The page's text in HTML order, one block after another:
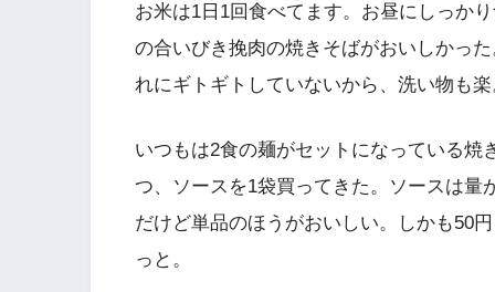
お米は1日1回食べてます。お昼にしっか
の合いびき挽肉の焼きそばがおいしかっ
れにギトギトしていないから、洗い物も
いつもは2食の麺がセットになっている
つ、ソースを1袋買ってきた。ソースは量
だけど単品のほうがおいしい。しかも50
っと。